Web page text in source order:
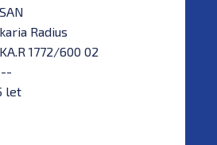
Radius
1772/600 02
let